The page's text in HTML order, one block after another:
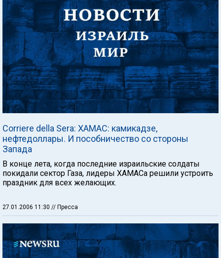
Corriere della Sera: ХАМАС: камикадзе,
нефтедоллары. И пособничество со стороны
Запада
В конце лета, когда последние израильские солдаты
покидали сектор Газа, лидеры ХАМАСа решили устроить
праздник для всех желающих.
27.01.2006 11:30 // Пресса